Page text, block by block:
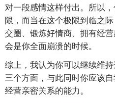
对一段感情这样付出。所以
限，而当在这个极限到临之
交圈、锻炼好情商、拥有经
会是你全面崩溃的时候。
综上，我认为你可以继续维
三个方面，与此同时你应该
经营亲密关系的能力。